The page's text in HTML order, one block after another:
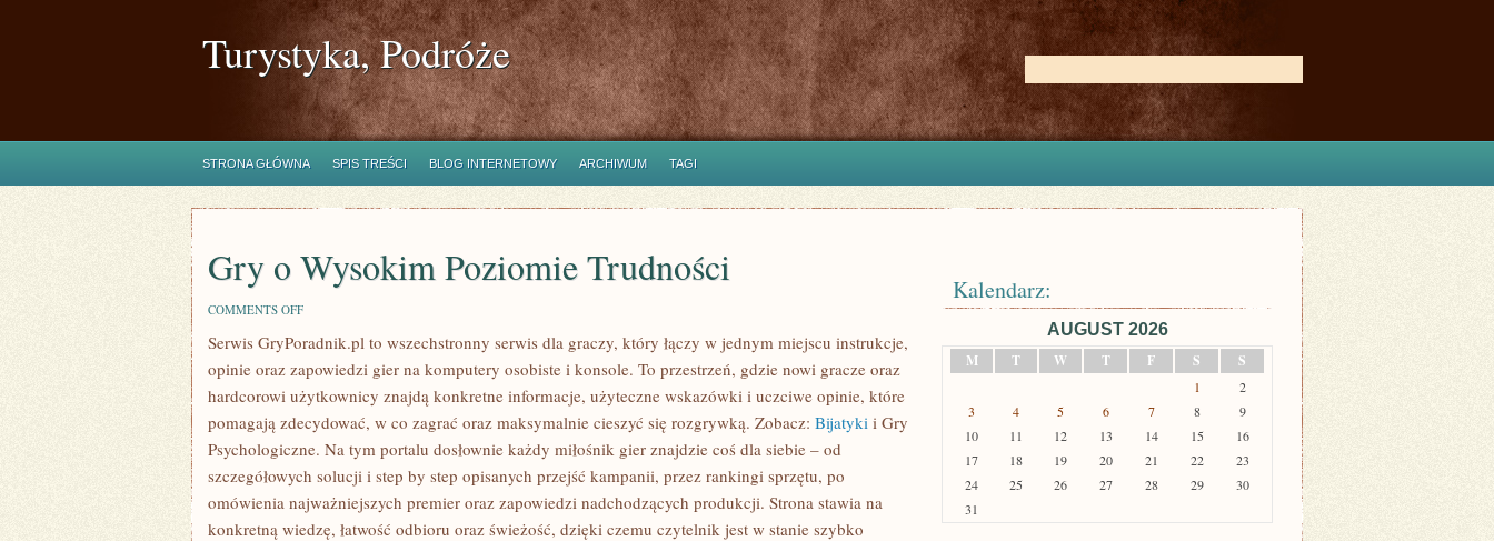
Turystyka, Podróże
STRONA GŁÓWNA SPIS TREŚCI BLOG INTERNETOWY ARCHIWUM TAGI
Gry o Wysokim Poziomie Trudności
COMMENTS OFFON
O
POZIOMIE
TRUDNOŚCI
Serwis GryPoradnik.pl to wszechstronny serwis dla graczy, który łączy w jednym miejscu instrukcje,
opinie oraz zapowiedzi gier na komputery osobiste i konsole. To przestrzeń, gdzie nowi gracze oraz
hardcorowi użytkownicy znajdą konkretne informacje, użyteczne wskazówki i uczciwe opinie, które
pomagają zdecydować, w co zagrać oraz maksymalnie cieszyć się rozgrywką. Zobacz: Bijatyki i Gry
Psychologiczne. Na tym portalu dosłownie każdy miłośnik gier znajdzie coś dla siebie – od
szczegółowych solucji i step by step opisanych przejść kampanii, przez rankingi sprzętu, po
omówienia najważniejszych premier oraz zapowiedzi nadchodzących produkcji. Strona stawia na
konkretną wiedzę, łatwość odbioru oraz świeżość, dzięki czemu czytelnik jest w stanie szybko
Kalendarz:
AUGUST 2026
M
T W T F S S
1
2
3
4 5 6 7 8
9
10
11 12 13 14 15
16
17
18 19 20 21 22
23
24
25 26 27 28 29
30
31